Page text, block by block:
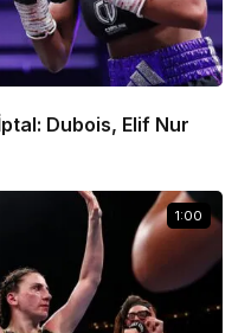
Dubois, Elif Nur
1:00